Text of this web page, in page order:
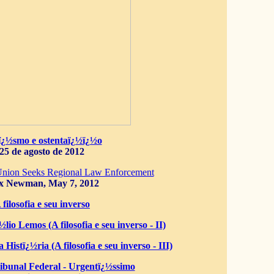
e ostentaï¿½ï¿½o
25 de agosto de 2012
Seeks Regional Law Enforcement
Newman, May 7, 2012
filosofia e seu inverso
Lemos (A filosofia e seu inverso - II)
Histï¿½ria (A filosofia e seu inverso - III)
Federal - Urgentï¿½ssimo